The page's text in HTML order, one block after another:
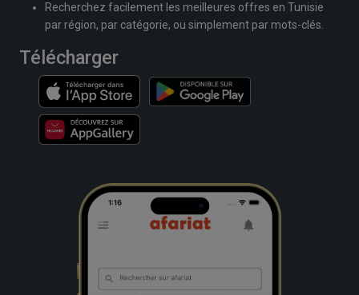
Recherchez facilement les meilleures offres en Tunisie
par région, par catégorie, ou simplement par mots-clés.
Télécharger